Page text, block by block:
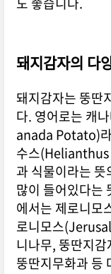
돼지감자의 다
돼지감자는 뚱딴
다. 영어로는 캐
anada Potato)
수스(Helianthus
과 식물이라는
많이 들어있다는
에서는 제로니모
로니모스
니나무, 뚱딴지
뚱딴지무화과 등